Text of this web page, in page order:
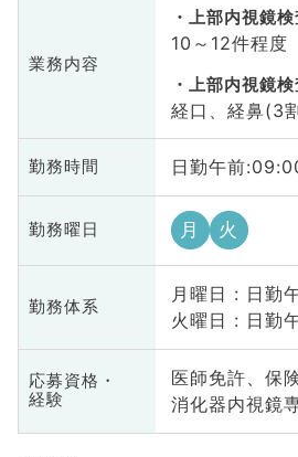
業務内容
上部内視鏡検
10～12件程度
上部内視鏡検
経口、経鼻(3割
勤務時間 日勤午前
勤務曜日 月 火
勤務体系
月曜日 : 日勤
火曜日 : 日勤
応募資格・
経験
医師免許、保
消化器内視鏡